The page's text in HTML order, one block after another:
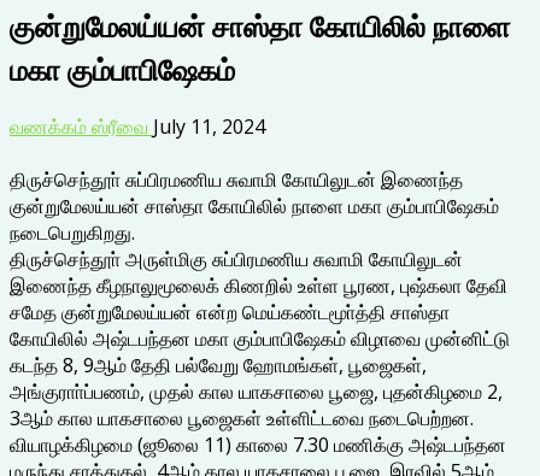
குன்றுமேலய்யன் சாஸ்தா கோயிலில் நாளை
மகா கும்பாபிஷேகம்
வணக்கம் ஸ்ரீவை July 11, 2024
திருச்செந்தூா் சுப்பிரமணிய சுவாமி கோயிலுடன் இணைந்த
குன்றுமேலய்யன் சாஸ்தா கோயிலில் நாளை மகா கும்பாபிஷேகம்
நடைபெறுகிறது.
திருச்செந்தூா் அருள்மிகு சுப்பிரமணிய சுவாமி கோயிலுடன்
இணைந்த கீழநாலுமூலைக் கிணறில் உள்ள பூரண, புஷ்கலா தேவி
சமேத குன்றுமேலய்யன் என்ற மெய்கண்டமூா்த்தி சாஸ்தா
கோயிலில் அஷ்டபந்தன மகா கும்பாபிஷேகம் விழாவை முன்னிட்டு
கடந்த 8, 9ஆம் தேதி பல்வேறு ஹோமங்கள், பூஜைகள்,
அங்குராா்ப்பணம், முதல் கால யாகசாலை பூஜை, புதன்கிழமை 2,
3ஆம் கால யாகசாலை பூஜைகள் உள்ளிட்டவை நடைபெற்றன.
வியாழக்கிழமை (ஜூலை 11) காலை 7.30 மணிக்கு அஷ்டபந்தன